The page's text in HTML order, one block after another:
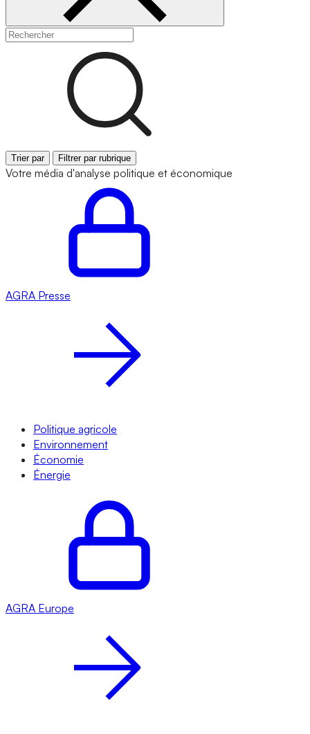
Trier par Filtrer par rubrique
Votre média d'analyse politique et économique
AGRA Presse
Politique agricole
Environnement
Économie
Énergie
AGRA Europe